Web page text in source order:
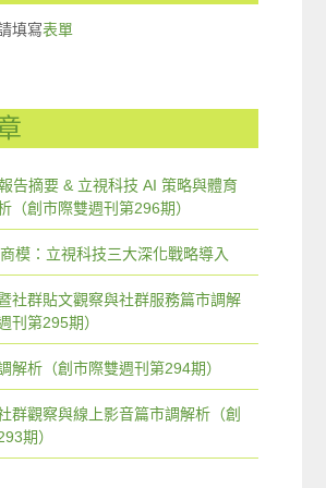
填寫表單
告摘要 & 立視科技 AI 策略與體育
（創市際雙週刊第296期）
模：立視科技三大深化戰略導入
社群貼文觀察與社群服務篇市調解
刊第295期）
解析（創市際雙週刊第294期）
群觀察與線上影音篇市調解析（創
期）